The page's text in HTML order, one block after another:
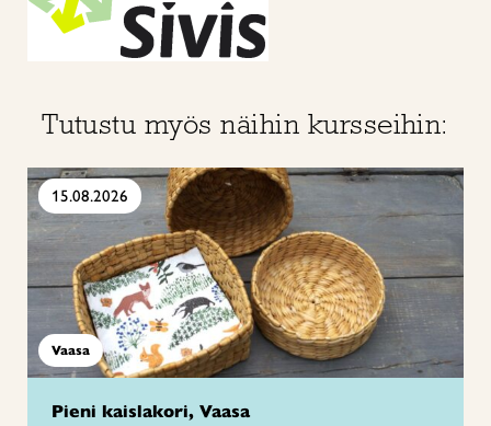
Tutustu myös näihin kursseihin:
15.08.2026
Vaasa
Pieni kaislakori, Vaasa